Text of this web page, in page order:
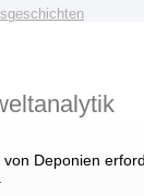
von Deponien